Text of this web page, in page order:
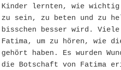
Kinder lernten, wie
zu sein, zu beten und zu
bisschen besser wird. Viele
Fatima, um zu hören, wie
gehört haben. Es wurden
die Botschaft von Fatima